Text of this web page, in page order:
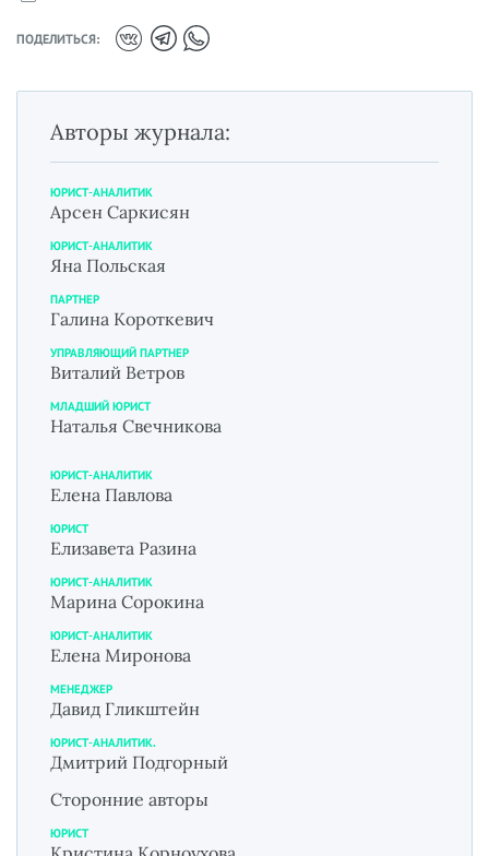
ПОДЕЛИТЬСЯ:
Авторы журнала:
ЮРИСТ-АНАЛИТИК
Арсен Саркисян
ЮРИСТ-АНАЛИТИК
Яна Польская
ПАРТНЕР
Галина Короткевич
УПРАВЛЯЮЩИЙ ПАРТНЕР
Виталий Ветров
МЛАДШИЙ ЮРИСТ
Наталья Свечникова
ЮРИСТ-АНАЛИТИК
Елена Павлова
ЮРИСТ
Елизавета Разина
ЮРИСТ-АНАЛИТИК
Марина Сорокина
ЮРИСТ-АНАЛИТИК
Елена Миронова
МЕНЕДЖЕР
Давид Гликштейн
ЮРИСТ-АНАЛИТИК.
Дмитрий Подгорный
Сторонние авторы
ЮРИСТ